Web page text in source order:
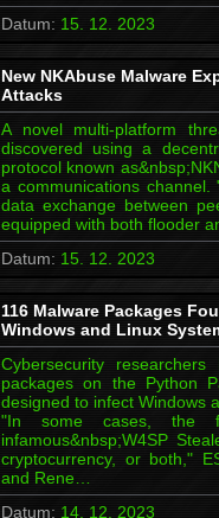
Datum: 15. 12. 2023
New NKAbuse Malware
Attacks
A novel multi-platform
discovered using a
protocol known
a communications
data exchange between
equipped with both flooder
Datum: 15. 12. 2023
116 Malware Packages
Windows and Linux
Cybersecurity
packages on the Python
designed to infect Windows
"In some cases, the
infamous&nbsp;W4SP
cryptocurrency, or both,"
and Rene…
Datum: 14. 12. 2023